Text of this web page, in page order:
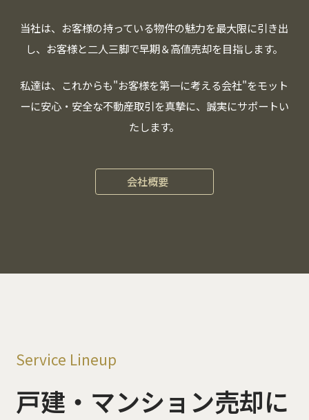
当社は、お客様の持っている物件の魅力を最大限に引き出
し、 お客様と二人三脚で早期＆高値売却を目指します。
私達は、これからも"お客様を第一に考える会社"をモット
ーに安心・安全な不動産取引を真摯に、誠実にサポートい
たします。
会社概要
Service Lineup
戸建・マンション売却に